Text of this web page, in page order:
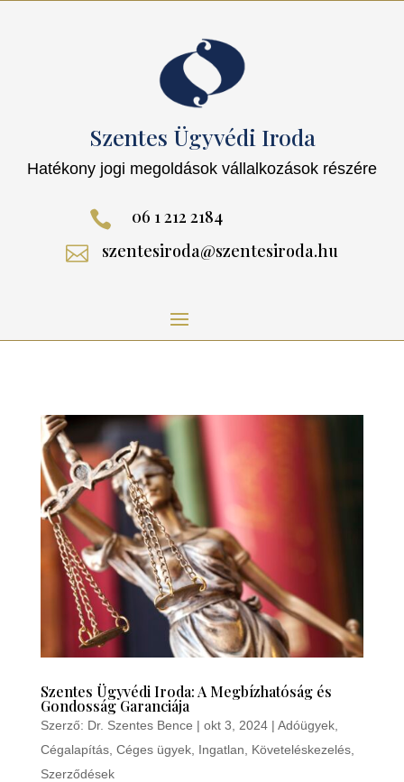
Szentes Ügyvédi Iroda
Hatékony jogi megoldások vállalkozások részére
 06 1 212 2184
 szentesiroda@szentesiroda.hu
Szentes Ügyvédi Iroda: A Megbízhatóság és
Gondosság Garanciája
Szerző: Dr. Szentes Bence | okt 3, 2024| Adóügyek,
Cégalapítás, Céges ügyek, Ingatlan Követeléskezelés,
Szerződések